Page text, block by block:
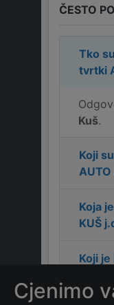
ČESTO
Tko
tvrtki
Kuš.
Koji
AUTO
Koja
KUŠ
Koji
Cjenimo